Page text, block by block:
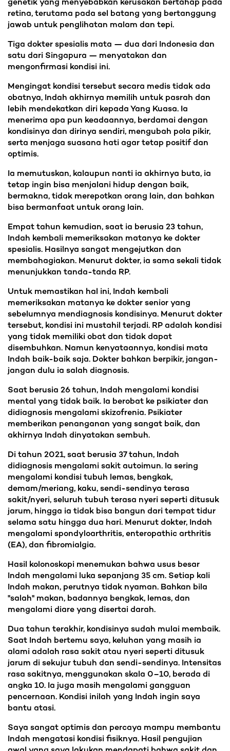
genetik yang menyebabkan kerusakan bertahap pada
retina, terutama pada sel batang yang bertanggung
jawab untuk penglihatan malam dan tepi.
Tiga dokter spesialis mata — dua dari Indonesia dan
satu dari Singapura — menyatakan dan
mengonfirmasi kondisi ini.
Mengingat kondisi tersebut secara medis tidak ada
obatnya, Indah akhirnya memilih untuk pasrah dan
lebih mendekatkan diri kepada Yang Kuasa. Ia
menerima apa pun keadaannya, berdamai dengan
kondisinya dan dirinya sendiri, mengubah pola pikir,
serta menjaga suasana hati agar tetap positif dan
optimis.
Ia memutuskan, kalaupun nanti ia akhirnya buta, ia
tetap ingin bisa menjalani hidup dengan baik,
bermakna, tidak merepotkan orang lain, dan bahkan
bisa bermanfaat untuk orang lain.
Empat tahun kemudian, saat ia berusia 23 tahun,
Indah kembali memeriksakan matanya ke dokter
spesialis. Hasilnya sangat mengejutkan dan
membahagiakan. Menurut dokter, ia sama sekali tidak
menunjukkan tanda-tanda RP.
Untuk memastikan hal ini, Indah kembali
memeriksakan matanya ke dokter senior yang
sebelumnya mendiagnosis kondisinya. Menurut dokter
tersebut, kondisi ini mustahil terjadi. RP adalah kondisi
yang tidak memiliki obat dan tidak dapat
disembuhkan. Namun kenyataannya, kondisi mata
Indah baik-baik saja. Dokter bahkan berpikir, jangan-
jangan dulu ia salah diagnosis.
Saat berusia 26 tahun, Indah mengalami kondisi
mental yang tidak baik. Ia berobat ke psikiater dan
didiagnosis mengalami skizofrenia. Psikiater
memberikan penanganan yang sangat baik, dan
akhirnya Indah dinyatakan sembuh.
Di tahun 2021, saat berusia 37 tahun, Indah
didiagnosis mengalami sakit autoimun. Ia sering
mengalami kondisi tubuh lemas, bengkak,
demam/meriang, kaku, sendi-sendinya terasa
sakit/nyeri, seluruh tubuh terasa nyeri seperti ditusuk
jarum, hingga ia tidak bisa bangun dari tempat tidur
selama satu hingga dua hari. Menurut dokter, Indah
mengalami spondyloarthritis, enteropathic arthritis
(EA), dan fibromialgia.
Hasil kolonoskopi menemukan bahwa usus besar
Indah mengalami luka sepanjang 35 cm. Setiap kali
Indah makan, perutnya tidak nyaman. Bahkan bila
"salah" makan, badannya bengkak, lemas, dan
mengalami diare yang disertai darah.
Dua tahun terakhir, kondisinya sudah mulai membaik.
Saat Indah bertemu saya, keluhan yang masih ia
alami adalah rasa sakit atau nyeri seperti ditusuk
jarum di sekujur tubuh dan sendi-sendinya. Intensitas
rasa sakitnya, menggunakan skala 0–10, berada di
angka 10. Ia juga masih mengalami gangguan
pencernaan. Kondisi inilah yang Indah ingin saya
bantu atasi.
Saya sangat optimis dan percaya mampu membantu
Indah mengatasi kondisi fisiknya. Hasil pengujian